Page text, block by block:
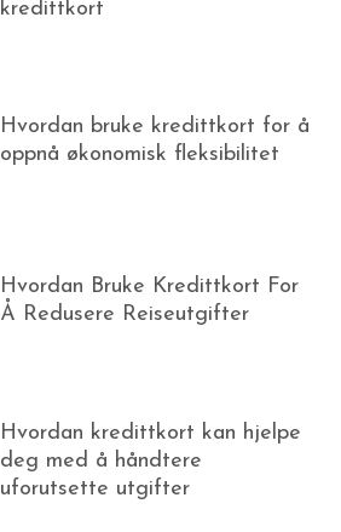
kredittkort
Hvordan bruke kredittkort for å
oppnå økonomisk fleksibilitet
Hvordan Bruke Kredittkort For
Å Redusere Reiseutgifter
Hvordan kredittkort kan hjelpe
deg med å håndtere
uforutsette utgifter